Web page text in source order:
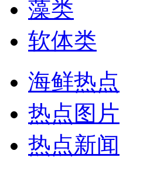
藻类
软体类
海鲜热点
热点图片
热点新闻